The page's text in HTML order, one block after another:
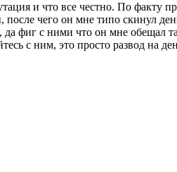
и что все честно. По факту
после чего он мне типо скинул
да фиг с ними что он мне обещал
с ним, это просто развод на